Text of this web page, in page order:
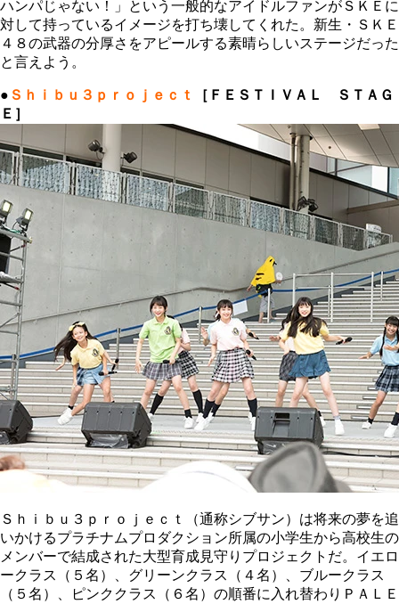
ハンパじゃない！」という一般的なアイドルファンがＳＫＥに
対して持っているイメージを打ち壊してくれた。新生・ＳＫＥ
４８の武器の分厚さをアピールする素晴らしいステージだった
と言えよう。
● Ｓｈｉｂｕ３ｐｒｏｊｅｃｔ
［ＦＥＳＴＩＶＡＬ ＳＴＡＧ
Ｅ］
Ｓｈｉｂｕ３ｐｒｏｊｅｃｔ（通称シブサン）は将来の夢を追
いかけるプラチナムプロダクション所属の小学生から高校生の
メンバーで結成された大型育成見守りプロジェクトだ。イエロ
ークラス（５名）、グリーンクラス（４名）、ブルークラス
（５名）、ピンククラス（６名）の順番に入れ替わりＰＡＬＥ